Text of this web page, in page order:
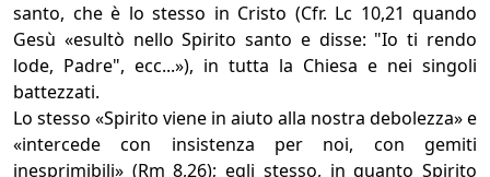
santo, che è lo stesso in Cristo (Cfr. Lc 10,21 quando
Gesù «esultò nello Spirito santo e disse: "Io ti rendo
lode, Padre", ecc...»), in tutta la Chiesa e nei singoli
battezzati.
Lo stesso «Spirito viene in aiuto alla nostra debolezza» e
«intercede con insistenza per noi, con gemiti
inesprimibili» (Rm 8,26); egli stesso, in quanto Spirito